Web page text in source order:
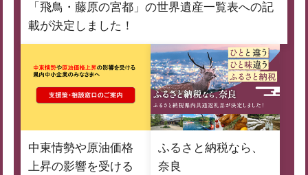
「飛鳥・藤原の宮都」の世界遺産一覧表への記
載が決定しました！
中東情勢や原油価格
上昇の影響を受ける
ふるさと納税なら、
奈良